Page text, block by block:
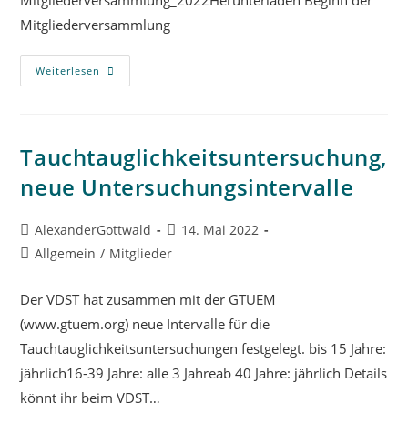
Mitgliederversammlung
Weiterlesen
Tauchtauglichkeitsuntersuchung,
neue Untersuchungsintervalle
AlexanderGottwald
14. Mai 2022
Allgemein / Mitglieder
Der VDST hat zusammen mit der GTUEM
(www.gtuem.org) neue Intervalle für die
Tauchtauglichkeitsuntersuchungen festgelegt. bis 15 Jahre:
jährlich16-39 Jahre: alle 3 Jahreab 40 Jahre: jährlich Details
könnt ihr beim VDST…